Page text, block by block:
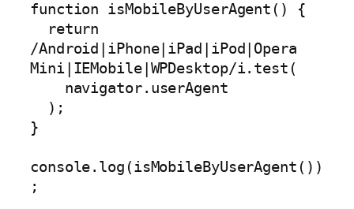
function isMobileByUserAgent() {
/Android|iPhone|iPad|iPod|Opera
Mini|IEMobile|WPDesktop/i.test(
}
console.log(isMobileByUserAgent())